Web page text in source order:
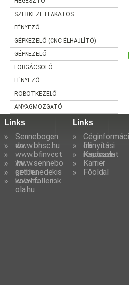
SZERKEZETLAKATOS
FÉNYEZŐ
GÉPKEZELŐ (CNC ÉLHAJLÍTÓ)
GÉPKEZELŐ
FORGÁCSOLÓ
FÉNYEZŐ
ROBOTKEZELŐ
ANYAGMOZGATÓ
Links
Sennebogen.
de
www.bhsc.hu
www.bfinvest
.hu
www.sennebo
gen.hu
sztbenedekis
kola.hu
www.fallerisk
ola.hu
Links
Céginformáci
ók
Irányítási
rendszer
Kapcsolat
Karrier
Főoldal